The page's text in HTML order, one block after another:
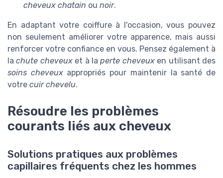
cheveux chatain ou noir.
En adaptant votre coiffure à l'occasion, vous pouvez
non seulement améliorer votre apparence, mais aussi
renforcer votre confiance en vous. Pensez également à
lachute cheveuxet à laperte cheveuxen utilisant des
soins cheveuxappropriés pour maintenir la santé de
votre cuir chevelu.
Résoudre les problèmes
courants liés aux cheveux
Solutions pratiques aux problèmes
capillaires fréquents chez les hommes